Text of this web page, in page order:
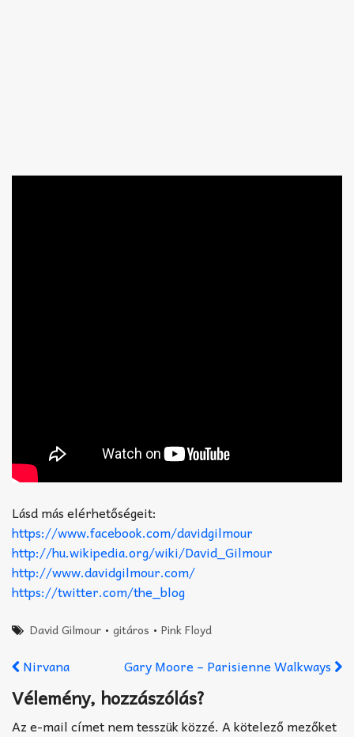
Lásd más elérhetőségeit:
https://www.facebook.com/davidgilmour
http://hu.wikipedia.org/wiki/David_Gilmour
http://www.davidgilmour.com/
https://twitter.com/the_blog
David Gilmour •gitáros •Pink Floyd
Nirvana Gary Moore – Parisienne Walkways
Vélemény, hozzászólás?
Az e-mail címet nem tesszük közzé. A kötelező mezőket